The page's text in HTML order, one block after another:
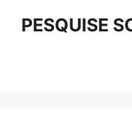
PESQUISE